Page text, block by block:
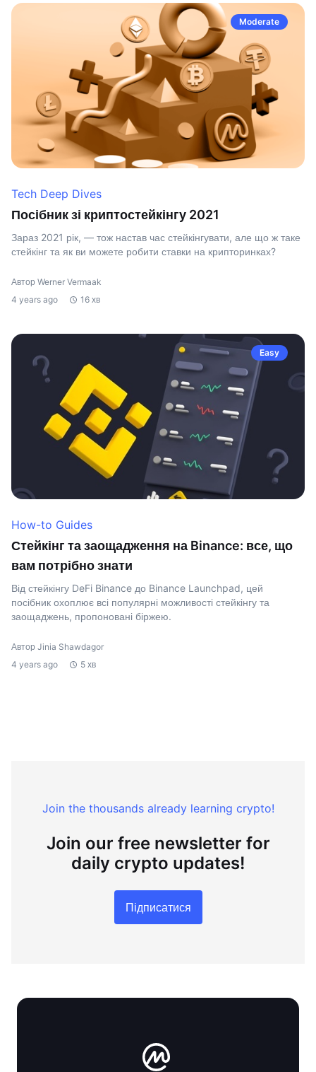
Moderate
Tech Deep Dives
Посібник зі криптостейкінгу 2021
Зараз 2021 рік, — тож настав час стейкінгувати, але що ж таке
стейкінг та як ви можете робити ставки на крипторинках?
Автор Werner Vermaak
4 years ago
16 хв
Easy
How-to Guides
Стейкінг та заощадження на Binance: все, що
вам потрібно знати
Від стейкінгу DeFi Binance до Binance Launchpad, цей
посібник охоплює всі популярні можливості стейкінгу та
заощаджень, пропоновані біржею.
Автор Jinia Shawdagor
4 years ago
5 хв
Join the thousands already learning crypto!
Join our free newsletter for
daily crypto updates!
Підписатися